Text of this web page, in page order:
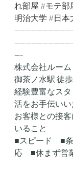
れ部屋 #モテ部
明治大学 #日本
---
株式会社ルー
御茶ノ水駅 徒
経験豊富なス
活をお手伝いい
お客様との接
いること
■スピード　■
応　■休まず営